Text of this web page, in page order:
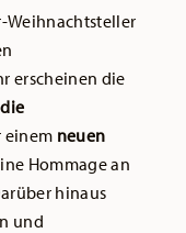
Weihnachtsteller
erscheinen die
einem neuen
Hommage an
hinaus
und